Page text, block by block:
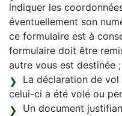
indiquer les
éventuellement son
ce formulaire est à
formulaire doit être
autre vous est destinée ;
La déclaration de
celui-ci a été volé ou
Un document